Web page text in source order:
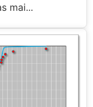
mai...